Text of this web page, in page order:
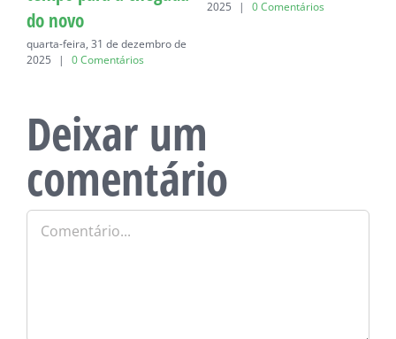
do novo
quarta-feira, 31 de dezembro de
2025
| 0 Comentários
2025
| 0 Comentários
Deixar um
comentário
Comentário